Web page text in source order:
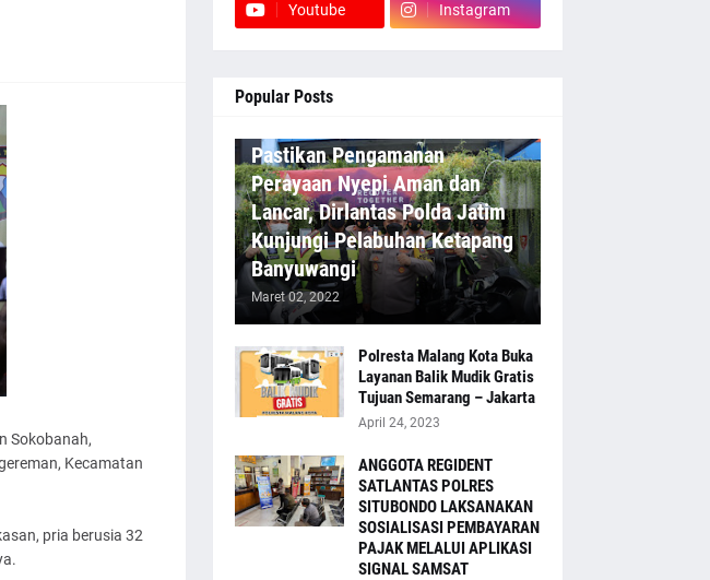
Sokobanah,
Kecamatan
pria berusia 32
Youtube Instagram
Popular Posts
Pastikan Pengamanan
Perayaan Nyepi Aman dan
Lancar, Dirlantas Polda Jatim
Kunjungi Pelabuhan Ketapang
Banyuwangi
Maret 02, 2022
Polresta Malang Kota Buka
Layanan Balik Mudik Gratis
Tujuan Semarang – Jakarta
April 24, 2023
ANGGOTA REGIDENT
SATLANTAS POLRES
SITUBONDO LAKSANAKAN
SOSIALISASI PEMBAYARAN
PAJAK MELALUI APLIKASI
SIGNAL SAMSAT